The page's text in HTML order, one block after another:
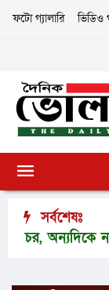
ফটো গ্যালারি ভিডিও
সর্বশেষঃ
নদীগর্ভে